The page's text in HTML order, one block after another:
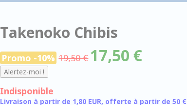
Takenoko Chibis
Promo -10% 19,50 € 17,50 €
Indisponible
Livraison à partir de 1,80 EUR, offerte à partir de 50